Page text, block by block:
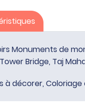
Monuments de
Bridge, Taj
à décorer,